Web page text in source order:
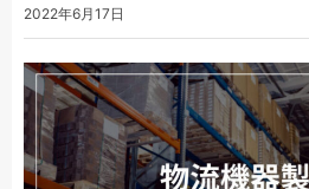
2022年6月17日